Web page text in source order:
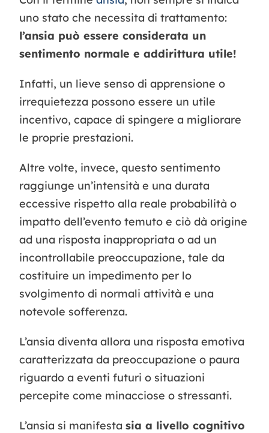
uno stato che necessita di trattamento:
l’ansia può essere considerata un
sentimento normale e addirittura utile!
Infatti, un lieve senso di apprensione o
irrequietezza possono essere un utile
incentivo, capace di spingere a migliorare
le proprie prestazioni.
Altre volte, invece, questo sentimento
raggiunge un’intensità e una durata
eccessive rispetto alla reale probabilità o
impatto dell’evento temuto e ciò dà origine
ad una risposta inappropriata o ad un
incontrollabile preoccupazione, tale da
costituire un impedimento per lo
svolgimento di normali attività e una
notevole sofferenza.
L’ansia diventa allora una risposta emotiva
caratterizzata da preoccupazione o paura
riguardo a eventi futuri o situazioni
percepite come minacciose o stressanti.
L’ansia si manifesta sia a livello cognitivo